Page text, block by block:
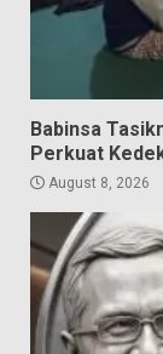
Babinsa
Perkuat
August 8, 2026